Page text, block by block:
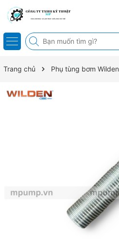
Trang chủ Phụ tùng bơm Wilden